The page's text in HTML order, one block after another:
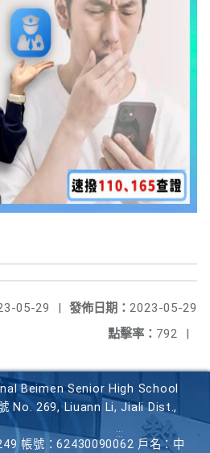
發佈日期： 2023-05-29
05-29
|
點擊率： 792 |
Beimen Senior High School
No. 269, Liuann Li, Jiali Dist.,
帳號：62430090062 戶名：中